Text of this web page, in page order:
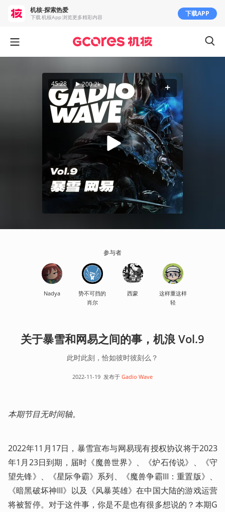
45:28 200.2k
参与者
Nadya
势不可挡的
肖尔
西蒙
这样重这样
轻
关于暴雪和网易之间的事，机浪 Vol.9
此时此刻，恰如彼时彼刻么？
2022-11-19 发布于 Gadio Wave
本期节目无时间轴。
2022年11月17日，暴雪宣布与网易现有授权协议将于2023
年1月23日到期，届时《魔兽世界》、《炉石传说》、《守
望先锋》、《星际争霸》系列、《魔兽争霸III：重置版》、
《暗黑破坏神III》以及《风暴英雄》在中国大陆的游戏运营
将被暂停。对于这件事，你是不是也有很多想说的？本期G
机核-探索热爱
下载 机核App 浏览更多精彩内容 下载APP